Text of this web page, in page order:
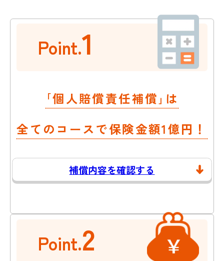
Point.1
｢個人賠償責任補償｣は
全てのコースで保険金額1億円！
補償内容を確認する
Point.2